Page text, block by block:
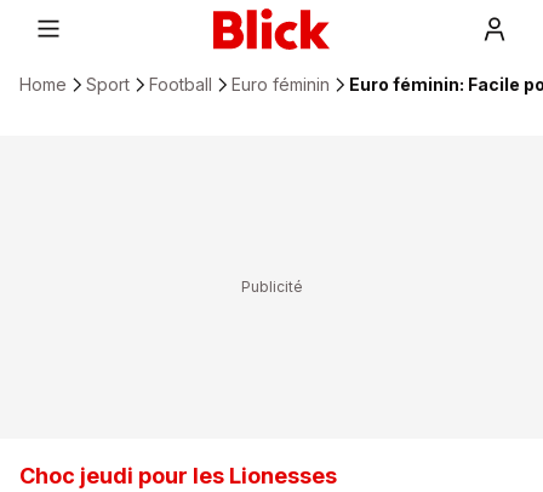
Home Sport Football Euro féminin Euro féminin: Facile
Choc jeudi pour les Lionesses